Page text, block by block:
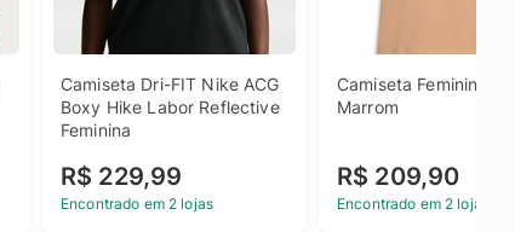
Camiseta Dri-FIT Nike ACG
Boxy Hike Labor Reflective
Feminina
R$ 229,99
Encontrado em 2 lojas
Camiseta Feminina
Marrom
R$ 209,90
Encontrado em 2 lojas